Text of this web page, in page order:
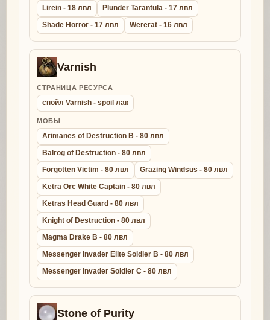
Lirein - 18 лвл
Plunder Tarantula - 17 лвл
Shade Horror - 17 лвл
Wererat - 16 лвл
Varnish
СТРАНИЦА РЕСУРСА
спойл Varnish - spoil лак
МОБЫ
Arimanes of Destruction B - 80 лвл
Balrog of Destruction - 80 лвл
Forgotten Victim - 80 лвл
Grazing Windsus - 80 лвл
Ketra Orc White Captain - 80 лвл
Ketras Head Guard - 80 лвл
Knight of Destruction - 80 лвл
Magma Drake B - 80 лвл
Messenger Invader Elite Soldier B - 80 лвл
Messenger Invader Soldier C - 80 лвл
Stone of Purity